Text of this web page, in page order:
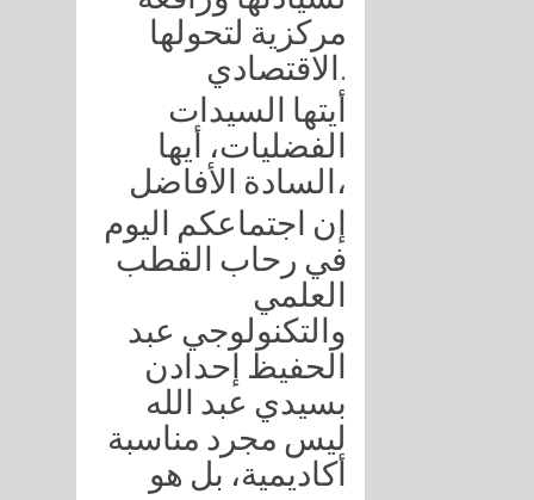
مركزية لتحولها
الاقتصادي.
أيتها السيدات
الفضليات، أيها
السادة الأفاضل،
إن اجتماعكم اليوم
في رحاب القطب
العلمي
والتكنولوجي عبد
الحفيظ إحدادن
بسيدي عبد الله
ليس مجرد مناسبة
أكاديمية، بل هو